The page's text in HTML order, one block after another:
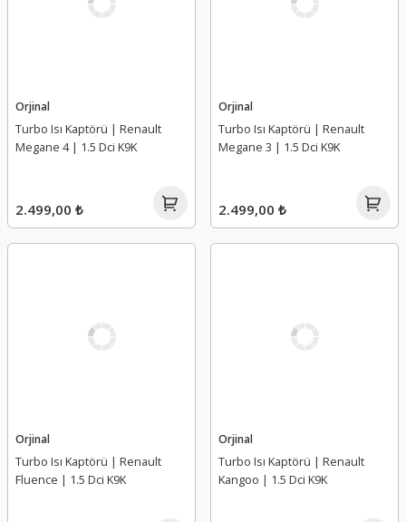
Orjinal
Turbo Isı Kaptörü | Renault
Megane 4 | 1.5 Dci K9K
2.499,00 ₺
Orjinal
Turbo Isı Kaptörü | Renault
Megane 3 | 1.5 Dci K9K
2.499,00 ₺
Orjinal
Turbo Isı Kaptörü | Renault
Fluence | 1.5 Dci K9K
Orjinal
Turbo Isı Kaptörü | Renault
Kangoo | 1.5 Dci K9K